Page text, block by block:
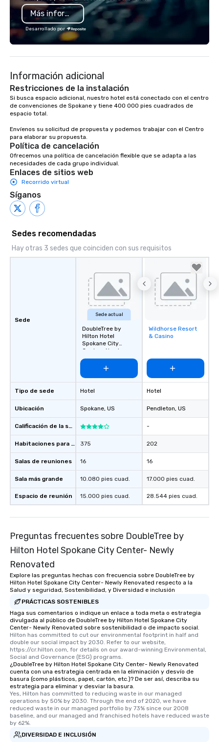
desired, with refrigerator, stove, oven
and microwave. There are also two
staterooms, each with its own ‘head’
and shower. The master stateroom
has a center island queen bed with an
berth layout. The Rainbird is centrally
located, close to downtown Seattle,
Lake Union, U of W, and Lake
Washington.
Vibralocity is also a
LGBTQ Chamber of
Más información
Desarrollado por
Información adicional
Restricciones de la instalación
Si busca espacio adicional, nuestro hotel está conectado con el centro
de convenciones de Spokane y tiene 400 000 pies cuadrados de
espacio total.
Envíenos su solicitud de propuesta y podemos trabajar con el Centro
para elaborar su propuesta.
Política de cancelación
Ofrecemos una política de cancelación flexible que se adapta a las
necesidades de cada grupo individual.
Enlaces de sitios web
Recorrido virtual
Síganos
Sedes recomendadas
Hay otras 3 sedes que coinciden con sus requisitos
Sede
Tipo de sede
Ubicación
Calificación de la sede
Habitaciones para huéspedes
Salas de reuniones
Sala más grande
Espacio de reunión
Sede actual
DoubleTree by
Hilton Hotel
Spokane City
Center- Newly
Renovated
Hotel
Spokane, US
375
16
10.080 pies cuad.
15.000 pies cuad.
Removed from
favorites
Wildhorse Resort
& Casino
Hotel
Pendleton, US
-
202
16
17.000 pies cuad.
28.544 pies cuad.
Preguntas frecuentes sobre DoubleTree by
Hilton Hotel Spokane City Center- Newly
Renovated
Explore las preguntas hechas con frecuencia sobre DoubleTree by
Hilton Hotel Spokane City Center- Newly Renovated respecto a la
Salud y seguridad, Sostenibilidad, y Diversidad e inclusión
PRÁCTICAS SOSTENIBLES
Haga sus comentarios o indique un enlace a toda meta o estrategia
divulgada al público de DoubleTree by Hilton Hotel Spokane City
Center- Newly Renovated sobre sostenibilidad o de impacto social.
Hilton has committed to cut our environmental footprint in half and
double our social impact by 2030. Refer to our website,
https://cr.hilton.com, for details on our award-winning Environmental,
Social and Governance (ESG) programs.
¿DoubleTree by Hilton Hotel Spokane City Center- Newly Renovated
cuenta con una estrategia centrada en la eliminación y desvío de
basura (como plásticos, papel, cartón, etc.)? De ser así, describa su
estrategia para eliminar y desviar la basura.
Yes, Hilton has committed to reducing waste in our managed
operations by 50% by 2030. Through the end of 2020, we have
reduced waste in our managed portfolio by 73% since our 2008
baseline, and our managed and franchised hotels have reduced waste
by 62%.
DIVERSIDAD E INCLUSIÓN